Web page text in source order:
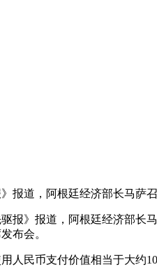
报道，阿根廷经济部长马
报》报道，阿根廷经济部
布会。
民币支付价值相当于大约